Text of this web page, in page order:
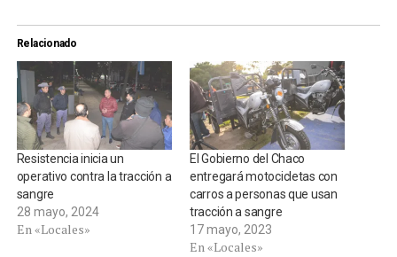
Relacionado
Resistencia inicia un
operativo contra la tracción a
sangre
28 mayo, 2024
En «Locales»
El Gobierno del Chaco
entregará motocicletas con
carros a personas que usan
tracción a sangre
17 mayo, 2023
En «Locales»